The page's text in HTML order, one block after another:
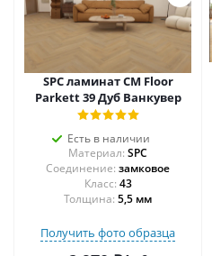
SPC ламинат CM Floor
Parkett 39 Дуб Ванкувер
Есть в наличии
Материал: SPC
Соединение: замковое
43
Толщина: 5,5 мм
Получить фото образца